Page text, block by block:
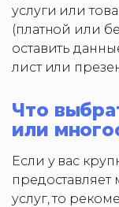
услуги или
(платной или
оставить
лист или
Что
или
Если у вас
предоставляет
услуг, то